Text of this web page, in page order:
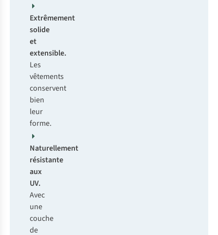
Extrêmement
solide
et
extensible.
Les
vêtements
conservent
bien
leur
forme.
Naturellement
résistante
aux
UV.
Avec
une
couche
de